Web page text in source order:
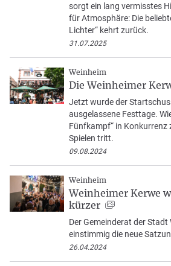
sorgt ein lang vermisstes
für Atmosphäre: Die
Lichter“ kehrt zurück.
31.07.2025
Weinheim
Die Weinheimer
Jetzt wurde der
ausgelassene Festtage.
Fünfkampf“ in Konkurrenz
Spielen tritt.
09.08.2024
Weinheim
Weinheimer Kerwe
kürzer
Der Gemeinderat der
einstimmig die neue
26.04.2024